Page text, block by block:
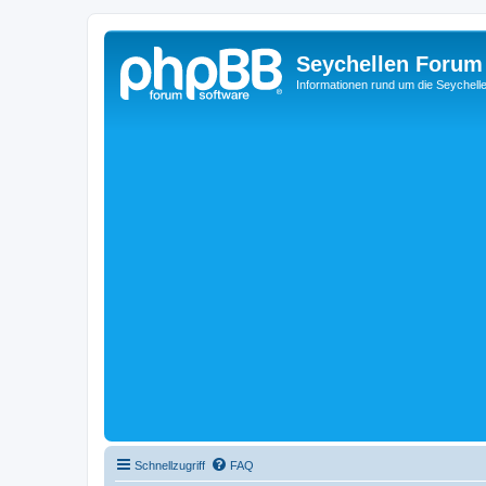
Seychellen Forum
Informationen rund um die
Schnellzugriff FAQ